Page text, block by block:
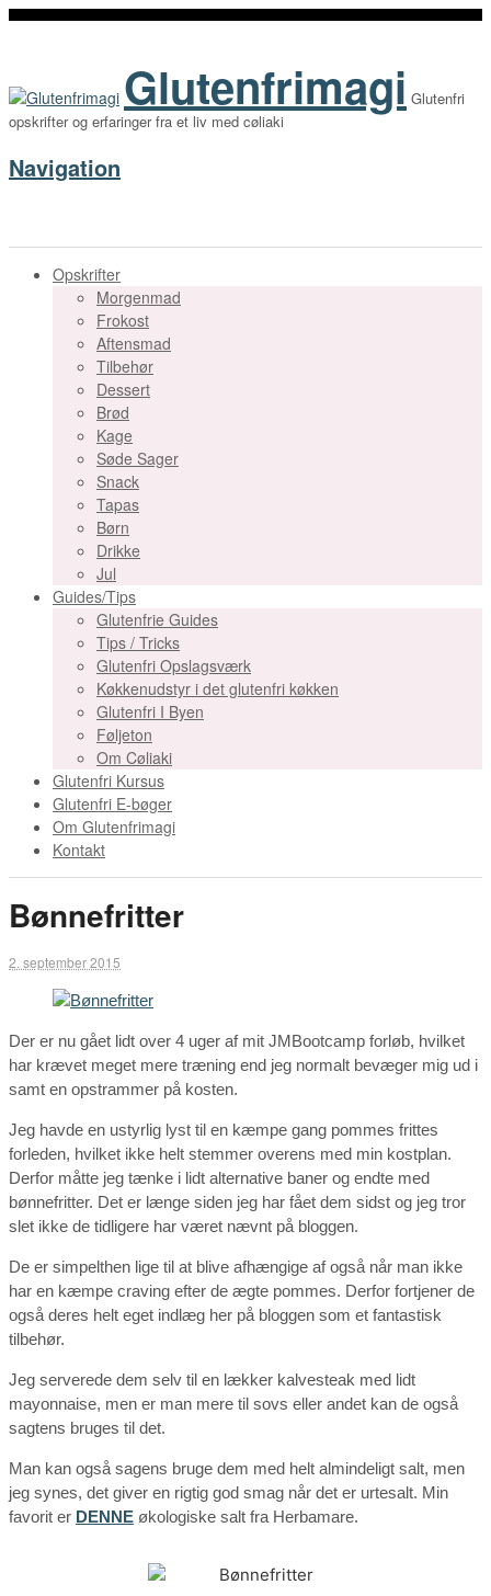
Glutenfrimagi Glutenfri
opskrifter og erfaringer fra et liv med cøliaki
Navigation
Opskrifter
Morgenmad
Frokost
Aftensmad
Tilbehør
Dessert
Brød
Kage
Søde Sager
Snack
Tapas
Børn
Drikke
Jul
Guides/Tips
Glutenfrie Guides
Tips / Tricks
Glutenfri Opslagsværk
Køkkenudstyr i det glutenfri køkken
Glutenfri I Byen
Føljeton
Om Cøliaki
Glutenfri Kursus
Glutenfri E-bøger
Om Glutenfrimagi
Kontakt
Bønnefritter
2. september 2015
Der er nu gået lidt over 4 uger af mit JMBootcamp forløb, hvilket
har krævet meget mere træning end jeg normalt bevæger mig ud i
samt en opstrammer på kosten.
Jeg havde en ustyrlig lyst til en kæmpe gang pommes frittes
forleden, hvilket ikke helt stemmer overens med min kostplan.
Derfor måtte jeg tænke i lidt alternative baner og endte med
bønnefritter. Det er længe siden jeg har fået dem sidst og jeg tror
slet ikke de tidligere har været nævnt på bloggen.
De er simpelthen lige til at blive afhængige af også når man ikke
har en kæmpe craving efter de ægte pommes. Derfor fortjener de
også deres helt eget indlæg her på bloggen som et fantastisk
tilbehør.
Jeg serverede dem selv til en lækker kalvesteak med lidt
mayonnaise, men er man mere til sovs eller andet kan de også
sagtens bruges til det.
Man kan også sagens bruge dem med helt almindeligt salt, men
jeg synes, det giver en rigtig god smag når det er urtesalt. Min
favorit er DENNE økologiske salt fra Herbamare.